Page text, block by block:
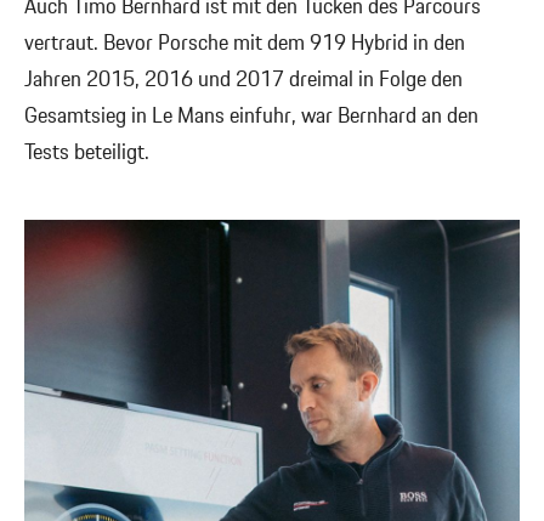
Auch Timo Bernhard ist mit den Tücken des Parcours
vertraut. Bevor Porsche mit dem 919 Hybrid in den
Jahren 2015, 2016 und 2017 dreimal in Folge den
Gesamtsieg in Le Mans einfuhr, war Bernhard an den
Tests beteiligt.